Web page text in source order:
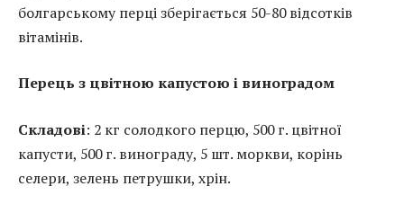
болгарському перці зберігається 50-80 відсотків
вітамінів.
Перець з цвітною капустою і виноградом
Складові: 2 кг солодкого перцю, 500 г. цвітної
капусти, 500 г. винограду, 5 шт. моркви, корінь
селери, зелень петрушки, хрін.